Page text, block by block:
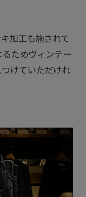
加工も施されて
ためヴィンテー
けていただけれ